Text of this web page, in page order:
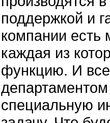
поддержкой и
компании есть
каждая из
функцию. И
специальную